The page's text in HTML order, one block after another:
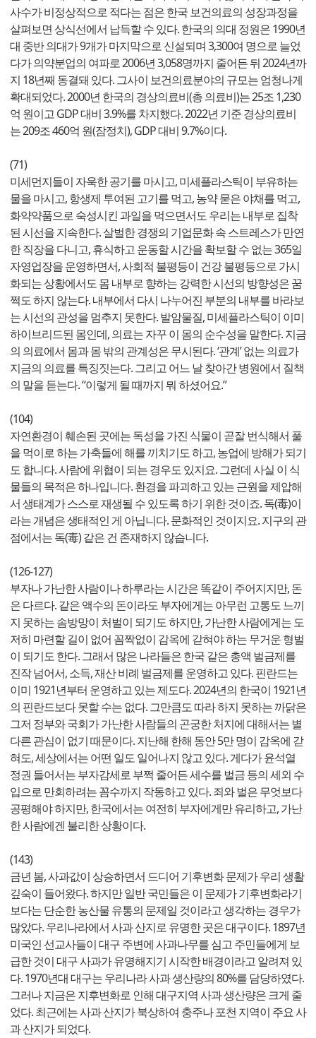
사수가 비정상적으로 적다는 점은 한국 보건의료의 성장과정을
살펴보면 상식선에서 납득할 수 있다. 한국의 의대 정원은 1990년
대 중반 의대가 9개가 마지막으로 신설되며 3,300여 명으로 늘었
다가 의약분업의 여파로 2006년 3,058명까지 줄어든 뒤 2024년까
지 18년째 동결돼 있다. 그사이 보건의료분야의 규모는 엄청나게
확대되었다. 2000년 한국의 경상의료비(총 의료비)는 25조 1,230
억 원이고 GDP 대비 3.9%를 차지했다. 2022년 기준 경상의료비
는 209조 460억 원(잠정치), GDP 대비 9.7%이다.
(71)
미세먼지들이 자욱한 공기를 마시고, 미세플라스틱이 부유하는
물을 마시고, 항생제 투여된 고기를 먹고, 농약 묻은 야채를 먹고,
화약약품으로 숙성시킨 과일을 먹으면서도 우리는 내부로 집착
된 시선을 지속한다. 살벌한 경쟁의 기업문화 속 스트레스가 만연
한 직장을 다니고, 휴식하고 운동할 시간을 확보할 수 없는 365일
자영업장을 운영하면서, 사회적 불평등이 건강 불평등으로 가시
화되는 상황에서도 몸 내부로 향하는 강력한 시선의 방향성은 꿈
쩍도 하지 않는다. 내부에서 다시 나누어진 부분의 내부를 바라보
는 시선의 관성을 멈추지 못한다. 발암물질, 미세플라스틱이 이미
하이브리드된 몸인데, 의료는 자꾸 이 몸의 순수성을 말한다. 지금
의 의료에서 몸과 몸 밖의 관계성은 무시된다. ‘관계’ 없는 의료가
지금의 의료를 특징짓는다. 그리고 어느 날 찾아간 병원에서 질책
의 말을 듣는다. “이렇게 될 때까지 뭐 하셨어요.”
(104)
자연환경이 훼손된 곳에는 독성을 가진 식물이 곧잘 번식해서 풀
을 먹이로 하는 가축들에 해를 끼치기도 하고, 농업에 방해가 되기
도 합니다. 사람에 위협이 되는 경우도 있지요. 그런데 사실 이 식
물들의 목적은 하나입니다. 환경을 파괴하고 있는 근원을 제압해
서 생태계가 스스로 재생될 수 있도록 하기 위한 것이죠. 독(毒)이
라는 개념은 생태적인 게 아닙니다. 문화적인 것이지요. 지구의 관
점에서는 독(毒) 같은 건 존재하지 않습니다.
(126-127)
부자나 가난한 사람이나 하루라는 시간은 똑같이 주어지지만, 돈
은 다르다. 같은 액수의 돈이라도 부자에게는 아무런 고통도 느끼
지 못하는 솜방망이 처벌이 되기도 하지만, 가난한 사람에게는 도
저히 마련할 길이 없어 꼼짝없이 감옥에 갇혀야 하는 무거운 형벌
이 되기도 한다. 그래서 많은 나라들은 한국 같은 총액 벌금제를
진작 넘어서, 소득, 재산 비례 벌금제를 운영하고 있다. 핀란드는
이미 1921년부터 운영하고 있는 제도다. 2024년의 한국이 1921년
의 핀란드보다 못할 수는 없다. 그만큼도 따라 하지 못하는 까닭은
그저 정부와 국회가 가난한 사람들의 곤궁한 처지에 대해서는 별
다른 관심이 없기 때문이다. 지난해 한해 동안 5만 명이 감옥에 갇
혀도, 세상에서는 어떤 일도 일어나지 않고 있다. 게다가 윤석열
정권 들어서는 부자감세로 부쩍 줄어든 세수를 벌금 등의 세외 수
입으로 만회하려는 꼼수까지 작동하고 있다. 죄와 벌은 무엇보다
공평해야 하지만, 한국에서는 여전히 부자에게만 유리하고, 가난
한 사람에겐 불리한 상황이다.
(143)
금년 봄, 사과값이 상승하면서 드디어 기후변화 문제가 우리 생활
깊숙이 들어왔다. 하지만 일반 국민들은 이 문제가 기후변화라기
보다는 단순한 농산물 유통의 문제일 것이라고 생각하는 경우가
많았다. 우리나라에서 사과 산지로 유명한 곳은 대구이다. 1897년
미국인 선교사들이 대구 주변에 사과나무를 심고 주민들에게 보
급한 것이 대구 사과가 유명해지기 시작한 배경이라고 알려져 있
다. 1970년대 대구는 우리나라 사과 생산량의 80%를 담당하였다.
그러나 지금은 지후변화로 인해 대구지역 사과 생산량은 크게 줄
었다. 최근에는 사과 산지가 북상하여 충주나 포천 지역이 주요 사
과 산지가 되었다.